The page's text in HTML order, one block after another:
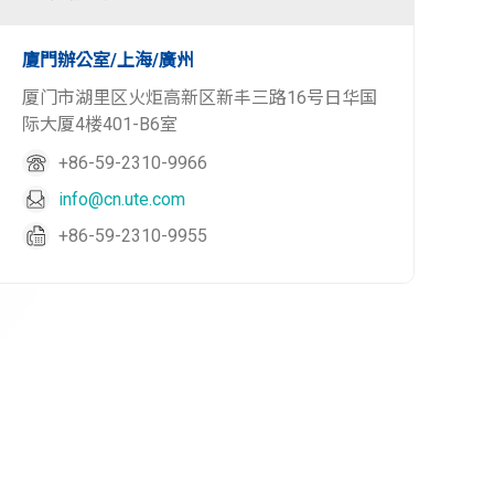
廈門辦公室/上海/廣州
厦门市湖里区火炬高新区新丰三路16号日华国
际大厦4楼401-B6室
+86-59-2310-9966
info@cn.ute.com
+86-59-2310-9955